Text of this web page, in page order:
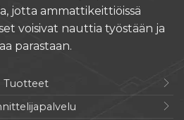
jotta ammattikeittiöissä
voisivat nauttia työstään ja
parastaan.
Tuotteet